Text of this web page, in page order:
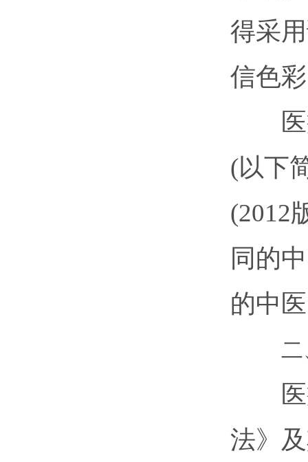
得采
信色
医疗
(以下
(2012
同的
的中
二
医疗
法》